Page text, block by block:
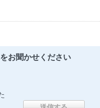
お聞かせください